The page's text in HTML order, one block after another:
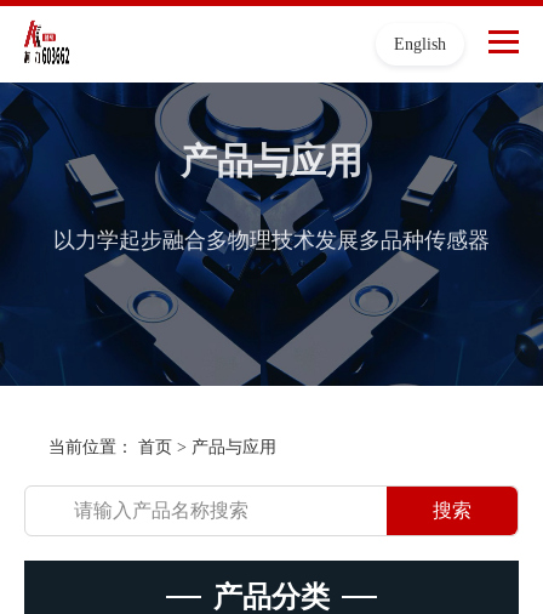
English
产品与应用
以力学起步融合多物理技术发展多品种传感器
当前位置： 首页 > 产品与应用
搜索
产品分类